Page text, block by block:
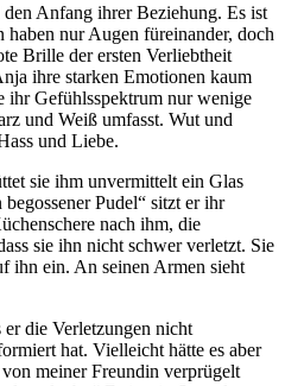
Anfang ihrer Beziehung. Es ist
haben nur Augen füreinander, doch
Brille der ersten Verliebtheit
ihre starken Emotionen kaum
Gefühlsspektrum nur wenige
und Weiß umfasst. Wut und
und Liebe.
sie ihm unvermittelt ein Glas
Pudel“ sitzt er ihr
nach ihm, die
sie ihn nicht schwer verletzt. Sie
ihn ein. An seinen Armen sieht
er die Verletzungen nicht
hat. Vielleicht hätte es aber
meiner Freundin verprügelt